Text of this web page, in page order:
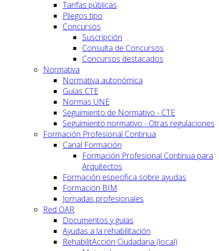
Tarifas públicas
Pliegos tipo
Concursos
Suscripción
Consulta de Concursos
Concursos destacados
Normativa
Normativa autonómica
Guías CTE
Normas UNE
Seguimiento de Normativo - CTE
Seguimiento normativo - Otras regulaciones
Formación Profesional Continua
Canal Formación
Formación Profesional Continua para
Arquitectos
Formación específica sobre ayudas
Formación BIM
Jornadas profesionales
Red OAR
Documentos y guías
Ayudas a la rehabilitación
RehabilitAcción Ciudadana (local)